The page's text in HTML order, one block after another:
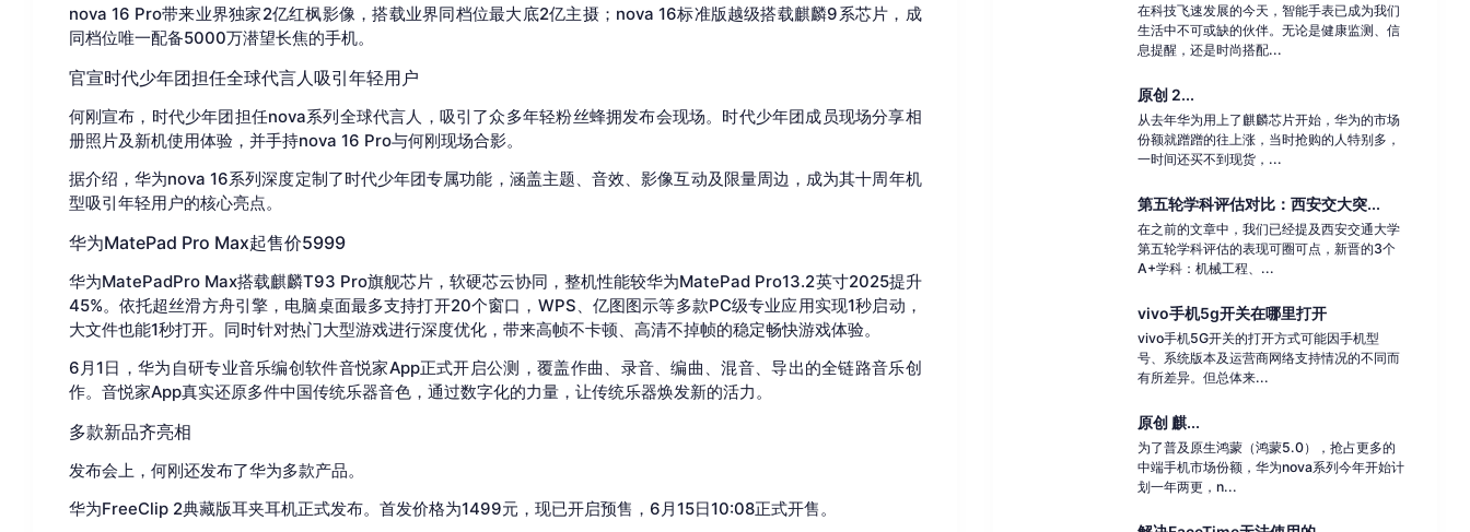
nova 16 Pro带来业界独家2亿红枫影像，搭载业界同档位最大底2亿主摄；nova 16标准版越级搭载麒麟9系芯片，成
同档位唯一配备5000万潜望长焦的手机。
官宣时代少年团担任全球代言人 吸引年轻用户
何刚宣布，时代少年团担任nova系列全球代言人，吸引了众多年轻粉丝蜂拥发布会现场。时代少年团成员现场分享相
册照片及新机使用体验，并手持nova 16 Pro与何刚现场合影。
据介绍，华为nova 16系列深度定制了时代少年团专属功能，涵盖主题、音效、影像互动及限量周边，成为其十周年机
型吸引年轻用户的核心亮点。
华为MatePad Pro Max起售价5999
华为MatePadPro Max搭载麒麟T93 Pro旗舰芯片，软硬芯云协同，整机性能较华为MatePad Pro13.2英寸2025提升
45%。依托超丝滑方舟引擎，电脑桌面最多支持打开20个窗口，WPS、亿图图示等多款PC级专业应用实现1秒启动，
大文件也能1秒打开。同时针对热门大型游戏进行深度优化，带来高帧不卡顿、高清不掉帧的稳定畅快游戏体验。
6月1日，华为自研专业音乐编创软件音悦家App正式开启公测，覆盖作曲、录音、编曲、混音、导出的全链路音乐创
作。音悦家App真实还原多件中国传统乐器音色，通过数字化的力量，让传统乐器焕发新的活力。
多款新品齐亮相
发布会上，何刚还发布了华为多款产品。
华为FreeClip 2典藏版耳夹耳机正式发布。首发价格为1499元，现已开启预售，6月15日10:08正式开售。
在科技飞速发展的今天，智能手表已成为我们
生活中不可或缺的伙伴。无论是健康监测、信
息提醒，还是时尚搭配...
原创 2...
从去年华为用上了麒麟芯片开始，华为的市场
份额就蹭蹭的往上涨，当时抢购的人特别多，
一时间还买不到现货，...
第五轮学科评估对比：西安交大突...
在之前的文章中，我们已经提及西安交通大学
第五轮学科评估的表现可圈可点，新晋的3个
A+学科：机械工程、...
vivo手机5g开关在哪里打开
vivo手机5G开关的打开方式可能因手机型
号、系统版本及运营商网络支持情况的不同而
有所差异。但总体来...
原创 麒...
为了普及原生鸿蒙（鸿蒙5.0），抢占更多的
中端手机市场份额，华为nova系列今年开始计
划一年两更，n...